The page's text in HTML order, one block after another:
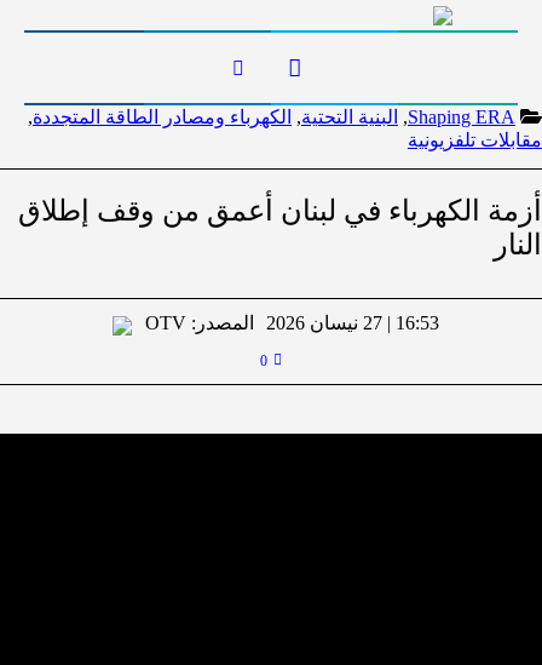
Shaping ERA
, البنية التحتية, الكهرباء ومصادر الطاقة المتجددة,
مقابلات تلفزيونية
أزمة الكهرباء في لبنان أعمق من وقف إطلاق
النار
16:53 | 27 نيسان 2026 المصدر: OTV
0